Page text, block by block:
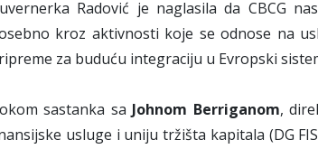
Radović je naglasila da CBCG
kroz aktivnosti koje se odnose na
za buduću integraciju u Evropski
sastanka sa Johnom Berriganom,
usluge i uniju tržišta kapitala (DG